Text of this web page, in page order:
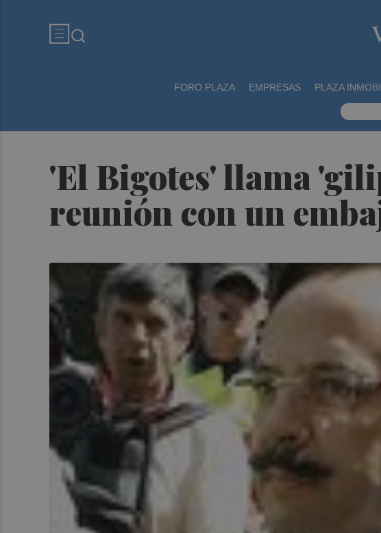
FORO PLAZA EMPRESAS PLAZA
'El Bigotes' llama
reunión con un